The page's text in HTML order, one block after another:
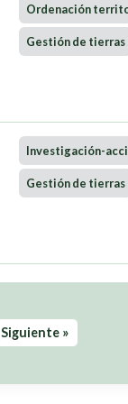
Ordenación
Gestión de tierras
Investigación-
Gestión de tierras
Siguiente »